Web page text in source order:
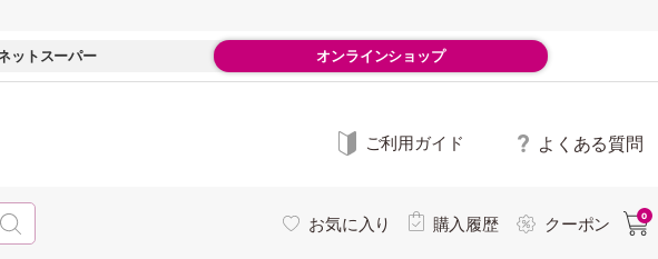
ットスーパー オンラインショップ
ご利用ガイド よくある質問
お気に入り 購入履歴 クーポン 0